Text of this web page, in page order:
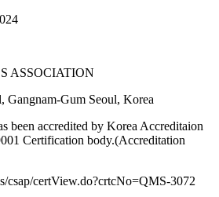
ASSOCIATION
Gum Seoul, Korea
accredited by Korea Accreditaion
Certification body.(Accreditation
csap/certView.do?crtcNo=QMS-3072